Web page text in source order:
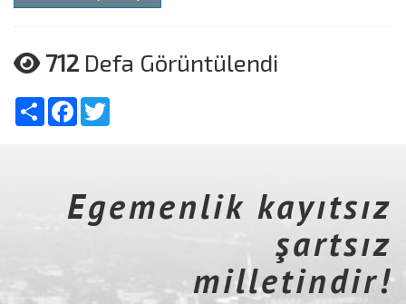
712 Defa Görüntülendi
Share Facebook
Egemenlik kayıtsız
şartsız
milletindir!